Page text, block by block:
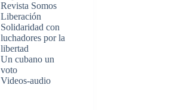
Revista Somos
Liberación
Solidaridad con
luchadores por la
libertad
Un cubano un
voto
Videos-audio